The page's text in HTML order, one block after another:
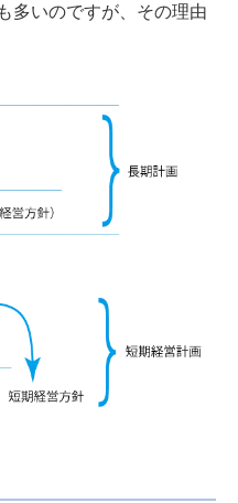
多いのですが、その理由